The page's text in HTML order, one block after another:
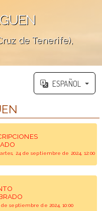
de Tenerife),
ESPAÑOL
24 de septiembre de 2024, 12:00
septiembre de 2024, 10:00